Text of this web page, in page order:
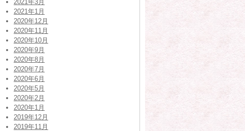
2021年3月
2021年1月
2020年12月
2020年11月
2020年10月
2020年9月
2020年8月
2020年7月
2020年6月
2020年5月
2020年2月
2020年1月
2019年12月
2019年11月